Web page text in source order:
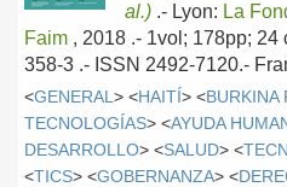
al.) .- Lyon: La
Faim , 2018 .- 1vol; 178pp; 24
358-3 .- ISSN 2492-7120.-
<GENERAL > <HAITÍ> <BURKINA
TECNOLOGÍAS> <AYUDA
DESARROLLO> <SALUD> <
<TICS> <GOBERNANZA> <